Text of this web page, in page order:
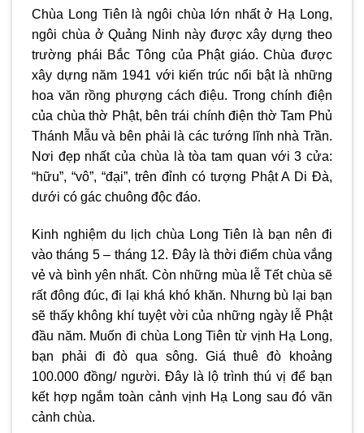
Chùa Long Tiên là ngôi chùa lớn nhất ở Hạ Long,
ngôi chùa ở Quảng Ninh này được xây dựng theo
trường phái Bắc Tông của Phật giáo. Chùa được
xây dựng năm 1941 với kiến trúc nổi bật là những
hoa văn rồng phượng cách điệu. Trong chính điện
của chùa thờ Phật, bên trái chính điện thờ Tam Phủ
Thánh Mẫu và bên phải là các tướng lĩnh nhà Trần.
Nơi đẹp nhất của chùa là tòa tam quan với 3 cửa:
“hữu”, “vô”, “đại”, trên đỉnh có tượng Phật A Di Đà,
dưới có gác chuông độc đáo.
Kinh nghiệm du lịch chùa Long Tiên là bạn nên đi
vào tháng 5 – tháng 12. Đây là thời điểm chùa vắng
vẻ và bình yên nhất. Còn những mùa lễ Tết chùa sẽ
rất đông đúc, đi lại khá khó khăn. Nhưng bù lại bạn
sẽ thấy không khí tuyệt vời của những ngày lễ Phật
đầu năm. Muốn đi chùa Long Tiên từ vịnh Hạ Long,
bạn phải đi đò qua sông. Giá thuê đò khoảng
100.000 đồng/ người. Đây là lộ trình thú vị để bạn
kết hợp ngắm toàn cảnh vịnh Hạ Long sau đó vãn
cảnh chùa.